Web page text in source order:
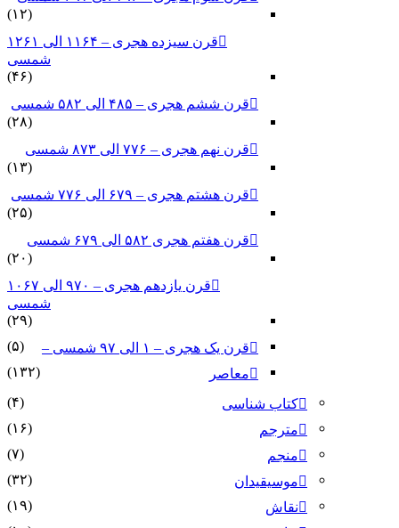
(۱۲)
قرن سیزده هجری – ۱۱۶۴ الی ۱۲۶۱
شمسی
(۴۶)
قرن ششم هجری – ۴۸۵ الی ۵۸۲ شمسی
(۲۸)
قرن نهم هجری – ۷۷۶ الی ۸۷۳ شمسی
(۱۳)
قرن هشتم هجری – ۶۷۹ الی ۷۷۶ شمسی
(۲۵)
قرن هفتم هجری ۵۸۲ الی ۶۷۹ شمسی
(۲۰)
قرن یازدهم هجری – ۹۷۰ الی ۱۰۶۷
شمسی
(۲۹)
قرن یک هجری – ۱ الی ۹۷ شمسی –
(۵)
معاصر
(۱۳۲)
کتاب شناسی
(۴)
مترجم
(۱۶)
منجم
(۷)
موسیقیدان
(۳۲)
نقاش
(۱۹)